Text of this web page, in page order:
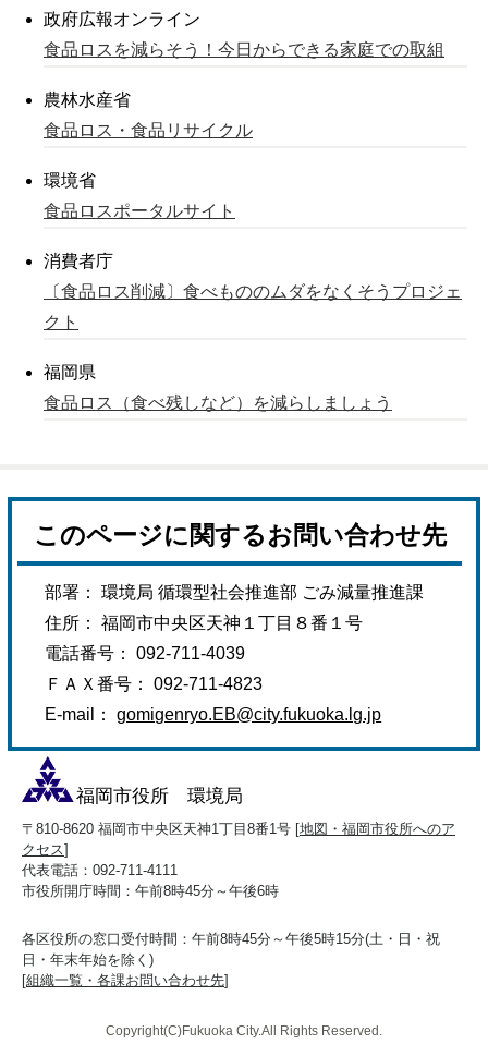
政府広報オンライン
食品ロスを減らそう！今日からできる家庭での取組
農林水産省
食品ロス・食品リサイクル
環境省
食品ロスポータルサイト
消費者庁
〔食品ロス削減〕食べもののムダをなくそうプロジェ
クト
福岡県
食品ロス（食べ残しなど）を減らしましょう
このページに関するお問い合わせ先
部署： 環境局 循環型社会推進部 ごみ減量推進課
住所： 福岡市中央区天神１丁目８番１号
電話番号： 092-711-4039
ＦＡＸ番号： 092-711-4823
E-mail：gomigenryo.EB@city.fukuoka.lg.jp
福岡市役所 環境局
〒810-8620 福岡市中央区天神1丁目8番1号 [地図・福岡市役所へのア
クセス]
代表電話：092-711-4111
市役所開庁時間：午前8時45分～午後6時
各区役所の窓口受付時間：午前8時45分～午後5時15分(土・日・祝
日・年末年始を除く)
[組織一覧・各課お問い合わせ先]
Copyright(C)Fukuoka City.All Rights Reserved.